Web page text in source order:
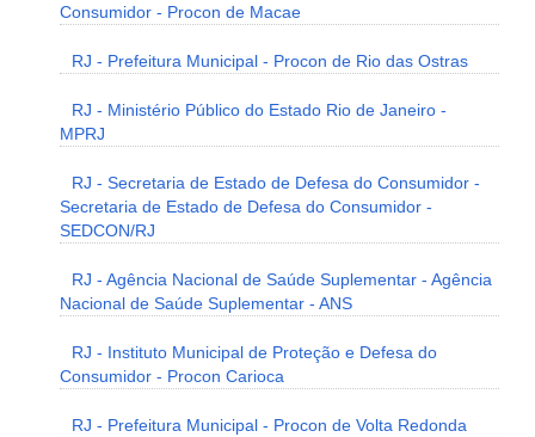
Consumidor - Procon de Macae
RJ - Prefeitura Municipal - Procon de Rio das Ostras
RJ - Ministério Público do Estado Rio de Janeiro -
MPRJ
RJ - Secretaria de Estado de Defesa do Consumidor -
Secretaria de Estado de Defesa do Consumidor -
SEDCON/RJ
RJ - Agência Nacional de Saúde Suplementar - Agência
Nacional de Saúde Suplementar - ANS
RJ - Instituto Municipal de Proteção e Defesa do
Consumidor - Procon Carioca
RJ - Prefeitura Municipal - Procon de Volta Redonda